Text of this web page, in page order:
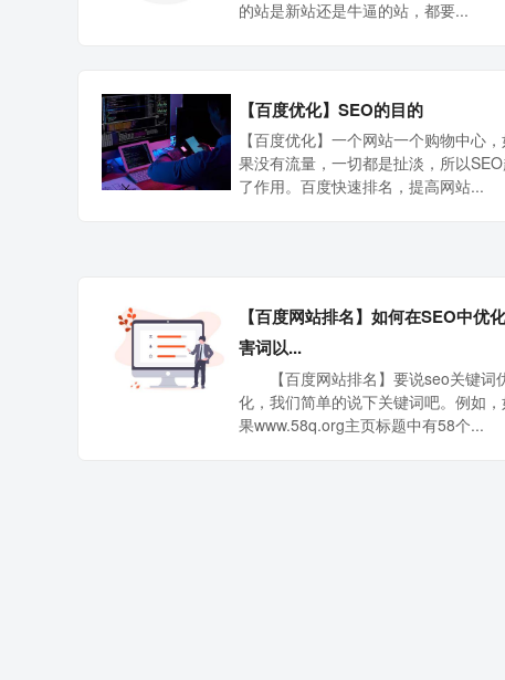
的站是新站还是牛逼的站，都要...
【百度优化】SEO的目的
【百度优化】一个网站一个购物中心，
果没有流量，一切都是扯淡，所以
了作用。百度快速排名，提高网站...
【百度网站排名】如何在SEO中优
害词以...
【百度网站排名】要说seo关键词
化，我们简单的说下关键词吧。例如，
果www.58q.org主页标题中有58个...